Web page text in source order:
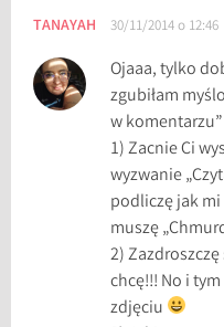
TANAYAH 30/11/2014 o 12:46
Ojaaa, tylko
zgubiłam
w komentarzu”
1) Zacnie Ci
wyzwanie
podliczę jak mi
muszę
2)
chcę!!! No i
zdjęciu